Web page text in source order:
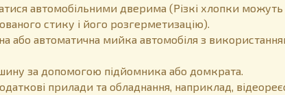
автомобільними дверима (Різкі хлопки
стику і його розгерметизацію).
або автоматична мийка автомобіля з
за допомогою підйомника або домкрата.
прилади та обладнання, наприклад,